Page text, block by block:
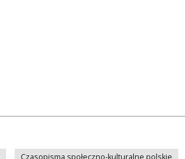
Czasopisma społeczno-kulturalne polskie